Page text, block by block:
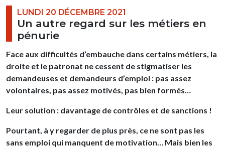
LUNDI 20 DÉCEMBRE 2021
Un autre regard sur les métiers en
pénurie
Face aux difficultés d’embauche dans certains métiers, la
droite et le patronat ne cessent de stigmatiser les
demandeuses et demandeurs d’emploi : pas assez
volontaires, pas assez motivés, pas bien formés…
Leur solution : davantage de contrôles et de sanctions !
Pourtant, à y regarder de plus près, ce ne sont pas les
sans emploi qui manquent de motivation… Mais bien les